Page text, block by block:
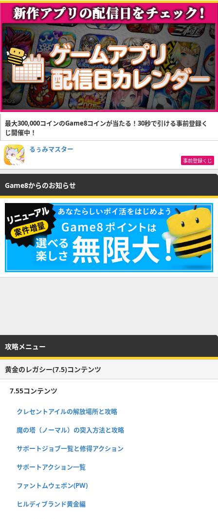
最大300,000コインのGame8コインが当たる！30秒で引ける事前登録く
じ開催中！
るぅみマスター
事前登録くじ
Game8からのお知らせ
攻略メニュー
黄金のレガシー(7.5)コンテンツ
7.55コンテンツ
クレセントアイルの解放場所と攻略
魔の塔（ノーマル）の突入方法と攻略
サポートジョブ一覧と修得アクション
サポートアクション一覧
ファントムウェポン(PW)
ヒルディブランド黄金編